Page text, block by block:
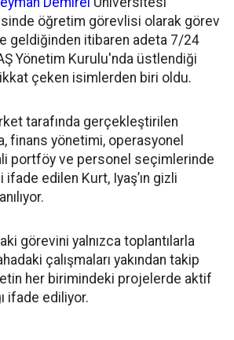
öğretim görevlisi olarak görev
geldiğinden itibaren adeta 7/24
Yönetim Kurulu'nda üstlendiği
çeken isimlerden biri oldu.
tarafında gerçekleştirilen
finans yönetimi, operasyonel
portföy ve personel seçimlerinde
edilen Kurt, Iyaş’ın gizli
görevini yalnızca toplantılarla
çalışmaları yakından takip
her birimindeki projelerde aktif
ifade ediliyor.